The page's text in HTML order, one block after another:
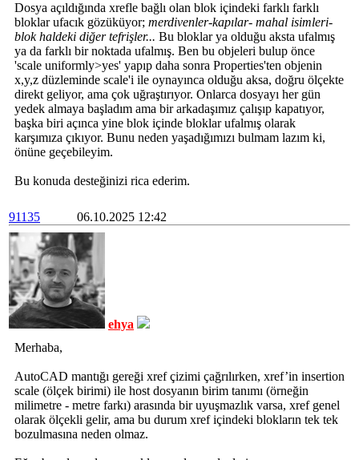
Dosya açıldığında xrefle bağlı olan blok içindeki farklı farklı
bloklar ufacık gözüküyor; merdivenler-kapılar- mahal isimleri-
blok haldeki diğer tefrişler... Bu bloklar ya olduğu aksta ufalmış
ya da farklı bir noktada ufalmış. Ben bu objeleri bulup önce
'scale uniformly>yes' yapıp daha sonra Properties'ten objenin
x,y,z düzleminde scale'i ile oynayınca olduğu aksa, doğru ölçekte
direkt geliyor, ama çok uğraştırıyor. Onlarca dosyayı her gün
yedek almaya başladım ama bir arkadaşımız çalışıp kapatıyor,
başka biri açınca yine blok içinde bloklar ufalmış olarak
karşımıza çıkıyor. Bunu neden yaşadığımızı bulmam lazım ki,
önüne geçebileyim.
Bu konuda desteğinizi rica ederim.
91135 06.10.2025 12:42
ehya
Merhaba,
AutoCAD mantığı gereği xref çizimi çağrılırken, xref’in insertion
scale (ölçek birimi) ile host dosyanın birim tanımı (örneğin
milimetre - metre farkı) arasında bir uyuşmazlık varsa, xref genel
olarak ölçekli gelir, ama bu durum xref içindeki blokların tek tek
bozulmasına neden olmaz.